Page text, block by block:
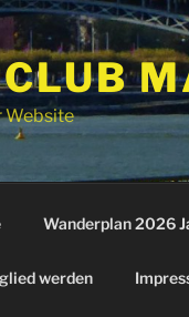
Website
Wanderplan 2026
werden